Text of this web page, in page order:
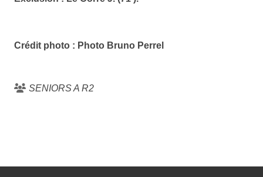
Crédit photo : Photo Bruno Perrel